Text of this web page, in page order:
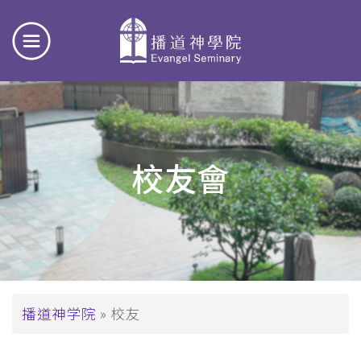
校友會
面
播道神学院 校友